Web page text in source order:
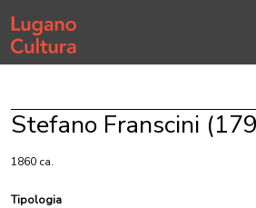
Home page
Stefano Franscini
1860 ca.
Tipologia